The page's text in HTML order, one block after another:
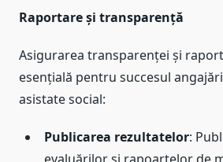
Raportare și transparență
Asigurarea transparenței și
esențială pentru succesul
asistate social:
Publicarea rezultatelor: